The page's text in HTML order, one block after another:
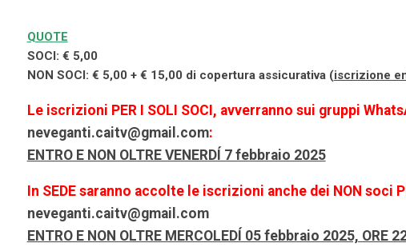
QUOTE
SOCI: € 5,00
NON SOCI: € 5,00 + € 15,00 di copertura assicurativa (iscrizione
Le iscrizioni PER I SOLI SOCI, avverranno sui gruppi
neveganti.caitv@gmail.com:
ENTRO E NON OLTRE VENERDÍ 7 febbraio 2025
In SEDE saranno accolte le iscrizioni anche dei NON soci
neveganti.caitv@gmail.com
ENTRO E NON OLTRE MERCOLEDÍ 05 febbraio 2025, ORE